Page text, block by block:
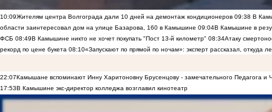
10:09Жителям центра Волгограда дали 10 дней на демонтаж кондиционеров 09:38 В
области заинтересовал дом на улице Базарова, 160 в Камышине 09:04В Камышине в
ФСБ 08:49В Камышине никто не хочет покупать "Пост 13-й километр" 08:34Атаку
рекорд по цене букета 08:10«Запускают по прямой по ночам»: эксперт рассказал, откуда
22:07Камышане вспоминают Инну Харитоновну Брусенцову - замечательного Педагога и
17:53В Камышине экс-директор колледжа возглавил кинотеатр